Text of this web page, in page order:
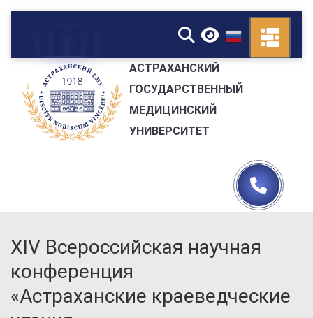
▼
АСТРАХАНСКИЙ
ГОСУДАРСТВЕННЫЙ
МЕДИЦИНСКИЙ
УНИВЕРСИТЕТ
XIV Всероссийская научная
конференция
«Астраханские краеведческие